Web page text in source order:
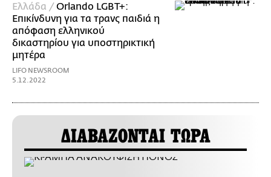
Ελλάδα /Orlando LGBT+:
Επικίνδυνη για τα τρανς παιδιά η
απόφαση ελληνικού
δικαστηρίου για υποστηρικτική
μητέρα
LIFO NEWSROOM
5.12.2022
ΔΙΑΒΑΖΟΝΤΑΙ ΤΩΡΑ